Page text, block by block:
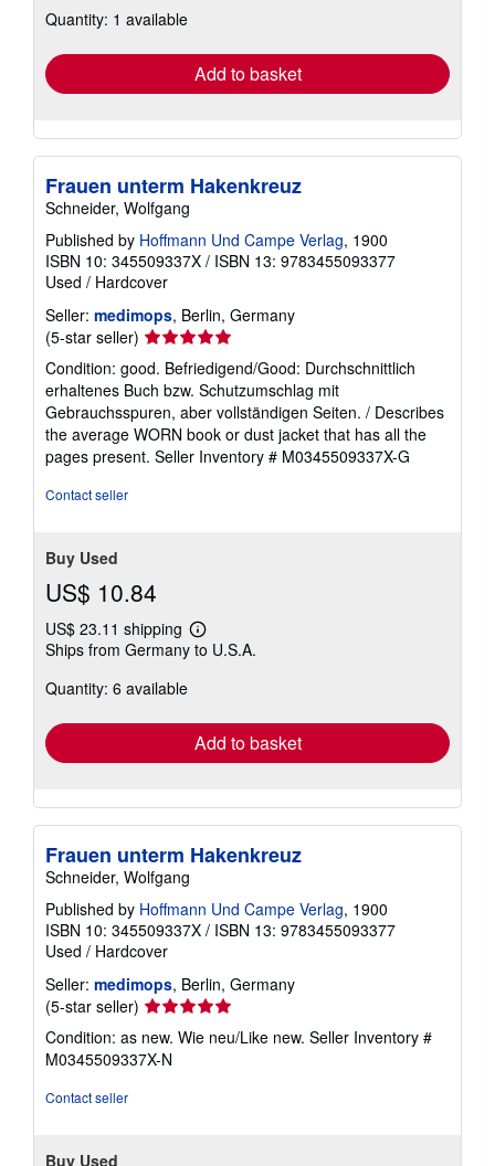
Quantity: 1 available
Add to basket
Frauen unterm Hakenkreuz
Schneider, Wolfgang
Published by Hoffmann Und Campe Verlag, 1900
ISBN 10: 345509337X / ISBN 13: 9783455093377
Used / Hardcover
Seller: medimops, Berlin, Germany
(5-star seller) Seller
rating
5
out
of
5
stars
Condition: good. Befriedigend/Good: Durchschnittlich
erhaltenes Buch bzw. Schutzumschlag mit
Gebrauchsspuren, aber vollständigen Seiten. / Describes
the average WORN book or dust jacket that has all the
pages present. Seller Inventory # M0345509337X-G
Contact seller
Buy Used
US$ 10.84
US$ 23.11 shipping
Learn
more
Ships from Germany to U.S.A.
Quantity: 6 available
Add to basket
Frauen unterm Hakenkreuz
Schneider, Wolfgang
Published by Hoffmann Und Campe Verlag, 1900
ISBN 10: 345509337X / ISBN 13: 9783455093377
Used / Hardcover
Seller: medimops, Berlin, Germany
(5-star seller) Seller
rating
5
out
Condition: as new. Wie neu/Like new. Seller Inventory #
M0345509337X-N
Contact seller
Buy Used